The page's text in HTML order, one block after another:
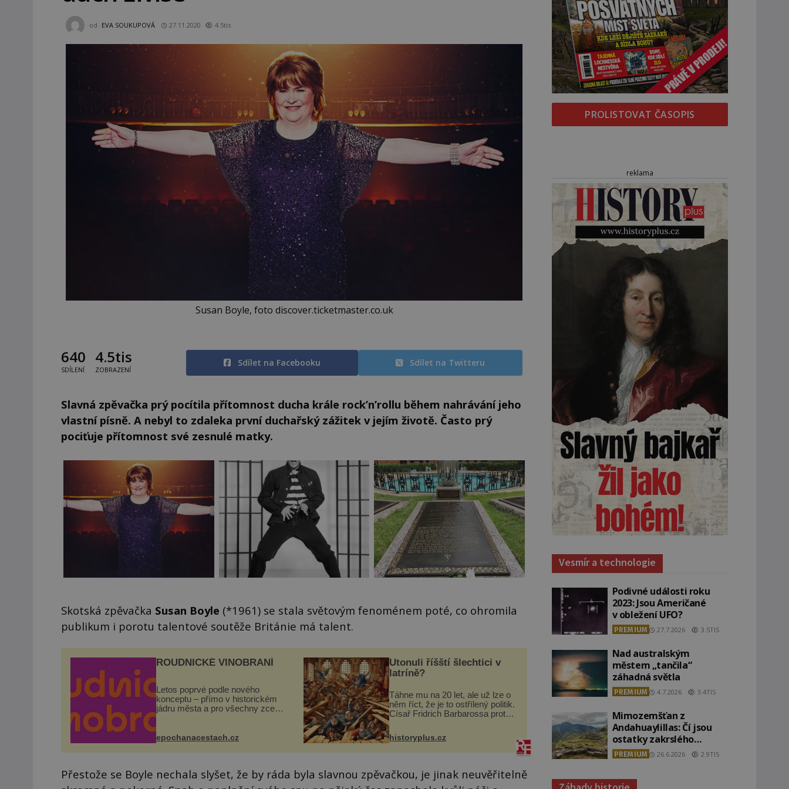
od EVA SOUKUPOVÁ 27.11.2020 4.5tis
Susan Boyle, foto discover.ticketmaster.co.uk
640
SDÍLENÍ
4.5tis
ZOBRAZENÍ
Sdílet na Facebooku Sdílet na Twitteru
Slavná zpěvačka prý pocítila přítomnost ducha krále rock’n’rollu během nahrávání jeho
vlastní písně. A nebyl to zdaleka první duchařský zážitek v jejím životě. Často prý
pociťuje přítomnost své zesnulé matky.
Skotská zpěvačka Susan Boyle (*1961) se stala světovým fenoménem poté, co ohromila
publikum i porotu talentové soutěže Británie má talent.
ROUDNICKÉ VINOBRANÍ
Letos poprvé podle nového
konceptu – přímo v historickém
jádru města a pro všechny zcela
náměstí. Návštěvníci se mohou
epochanacestach.cz
Utonuli říšští šlechtici v
latríně?
Táhne mu na 20 let, ale už lze o
něm říct, že je to ostřílený politik.
Císař Fridrich Barbarossa proto
Jindřicha VI. do Erfurtu, aby se
stal prostředníkem při řešení
sporu m...
historyplus.cz
Přestože se Boyle nechala slyšet, že by ráda byla slavnou zpěvačkou, je jinak neuvěřitelně
PROLISTOVAT ČASOPIS
reklama
Vesmír a technologie
Podivné události roku
2023: Jsou Američané
v obležení UFO?
PREMIUM 27.7.2026 3.5TIS
Nad australským
městem „tančila“
záhadná světla
PREMIUM 4.7.2026 3.4TIS
Mimozemšťan z
Andahuaylillas: Čí jsou
ostatky zakrslého
stvoření s ohromnou
lebkou?
PREMIUM 26.6.2026 2.9TIS